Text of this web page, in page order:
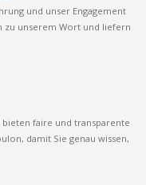
und unser Engagement
zu unserem Wort und liefern
bieten faire und transparente
damit Sie genau wissen,